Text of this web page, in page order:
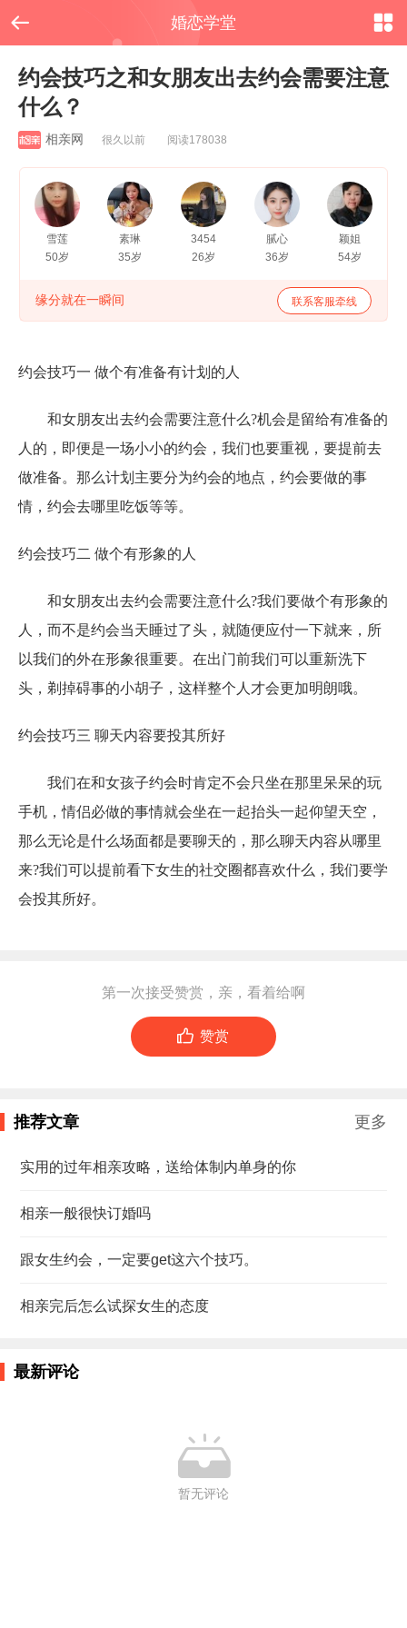
 婚恋学堂
约会技巧之和女朋友出去约会需要注意
什么？
相亲网 很久以前 阅读178038
雪莲
50岁
素琳
35岁
3454
26岁
腻心
36岁
颖姐
54岁
缘分就在一瞬间 联系客服牵线
约会技巧一 做个有准备有计划的人
和女朋友出去约会需要注意什么?机会是留给有准备的
人的，即便是一场小小的约会，我们也要重视，要提前去
做准备。那么计划主要分为约会的地点，约会要做的事
情，约会去哪里吃饭等等。
约会技巧二 做个有形象的人
和女朋友出去约会需要注意什么?我们要做个有形象的
人，而不是约会当天睡过了头，就随便应付一下就来，所
以我们的外在形象很重要。在出门前我们可以重新洗下
头，剃掉碍事的小胡子，这样整个人才会更加明朗哦。
约会技巧三 聊天内容要投其所好
我们在和女孩子约会时肯定不会只坐在那里呆呆的玩
手机，情侣必做的事情就会坐在一起抬头一起仰望天空，
那么无论是什么场面都是要聊天的，那么聊天内容从哪里
来?我们可以提前看下女生的社交圈都喜欢什么，我们要学
会投其所好。
第一次接受赞赏，亲，看着给啊
 赞赏
推荐文章 更多
实用的过年相亲攻略，送给体制内单身的你
相亲一般很快订婚吗
跟女生约会，一定要get这六个技巧。
相亲完后怎么试探女生的态度
最新评论

暂无评论
